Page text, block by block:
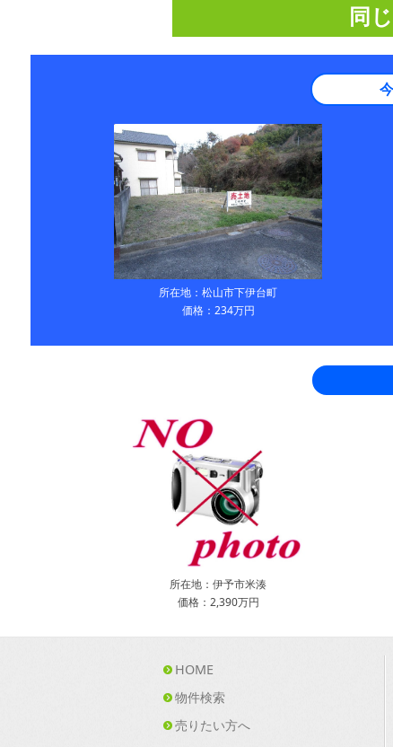
同
所在地：松山市下伊台町
価格：234万円
所在地：伊予市米湊
価格：2,390万円
HOME
物件検索
売りたい方へ